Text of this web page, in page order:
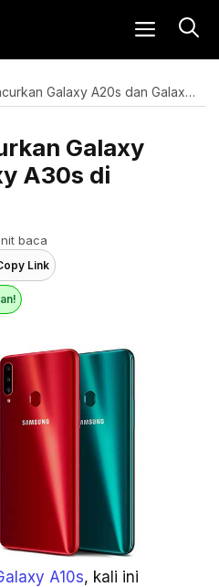
MENU
Samsung Luncurkan Galaxy A20s dan Galaxy A30s di Indonesia
Galaxy
A30s di
baca
Link
A10s, kali ini